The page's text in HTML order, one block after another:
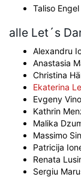
Taliso Engel
alle Let´s
Alexandru
Anastasia
Christina
Ekaterina
Evgeny
Kathrin
Malika
Massimo
Patricija
Renata
Sergiu